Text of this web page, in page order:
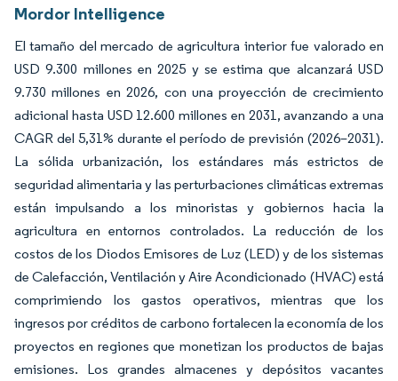
Mordor Intelligence
El tamaño del mercado de agricultura interior fue valorado en
USD 9.300 millones en 2025 y se estima que alcanzará USD
9.730 millones en 2026, con una proyección de crecimiento
adicional hasta USD 12.600 millones en 2031, avanzando a una
CAGR del 5,31% durante el período de previsión (2026–2031).
La sólida urbanización, los estándares más estrictos de
seguridad alimentaria y las perturbaciones climáticas extremas
están impulsando a los minoristas y gobiernos hacia la
agricultura en entornos controlados. La reducción de los
costos de los Diodos Emisores de Luz (LED) y de los sistemas
de Calefacción, Ventilación y Aire Acondicionado (HVAC) está
comprimiendo los gastos operativos, mientras que los
ingresos por créditos de carbono fortalecen la economía de los
proyectos en regiones que monetizan los productos de bajas
emisiones. Los grandes almacenes y depósitos vacantes